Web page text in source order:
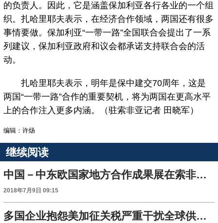
的负责人。因此，它是涵盖保加利亚各行各业的一个组
织。扎哈里耶夫表示，在经济合作领域，两国还有很多
事情要做。保加利亚“一带一路”全国联合会提出了一系
列建议，保加利亚政府和议会都承诺支持联合会的活
动。
扎哈里耶夫表示，明年是保中建交70周年，这是
两国“一带一路”合作的重要契机，将为两国在更高水平
上的合作注入更多内涵。（驻索非亚记者 田晓军）
编辑：许炀
继续阅读
中国－中东欧国家地方合作成果展在索非亚举行
2018年7月9日 09:15
多国企业抱怨美加征关税严重干扰全球供应链